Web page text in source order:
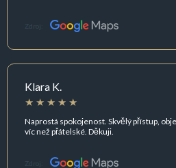
Zdroj:
Klara K.
Naprostá spokojenost. Skvělý přístup,
víc než přátelské. Děkuji.
Zdroj: